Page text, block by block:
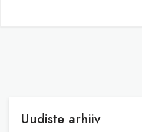
Uudiste arhiiv